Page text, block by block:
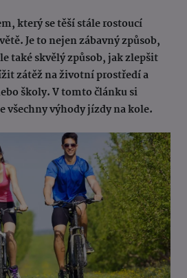
který se těší stále rostoucí
Je to nejen zábavný způsob,
také skvělý způsob, jak zlepšit
zátěž na životní prostředí a
školy. V tomto článku si
všechny výhody jízdy na kole.